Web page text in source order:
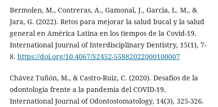
Bermolen, M., Contreras, A., Gamonal, J., Garcia, L. M., &
Jara, G. (2022). Retos para mejorar la salud bucal y la salud
general en América Latina en los tiempos de la Covid-19.
International Journal of Interdisciplinary Dentistry, 15(1), 7-
8. https://doi.org/10.4067/S2452-55882022000100007
Chávez Tuñón, M., & Castro-Ruiz, C. (2020). Desafíos de la
odontología frente a la pandemia del COVID-19.
International Journal of Odontostomatology, 14(3), 325-326.